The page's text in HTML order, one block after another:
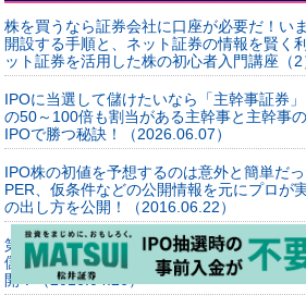
株を買うなら証券会社に口座が必要だ！い
開設する手順と、ネット証券の情報を賢
ット証券を活用した株の初心者入門講座（2
IPOに当選して儲けたいなら「主幹事証券
の50～100倍も割当がある主幹事と主幹事
IPOで勝つ秘訣！（2026.06.07）
IPO株の初値を予想するのは意外と簡単だ
PER、仮条件などの公開情報を元にプロが
の出し方を公開！（2016.06.22）
第一生命の新規公開株で1200万円の利益も
儲ける個人投資家に聞いた2016年に狙う新
開！（2016.04.26）